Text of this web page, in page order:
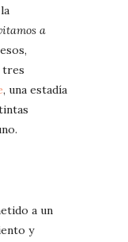
a
tres
, una estadía
a un
y